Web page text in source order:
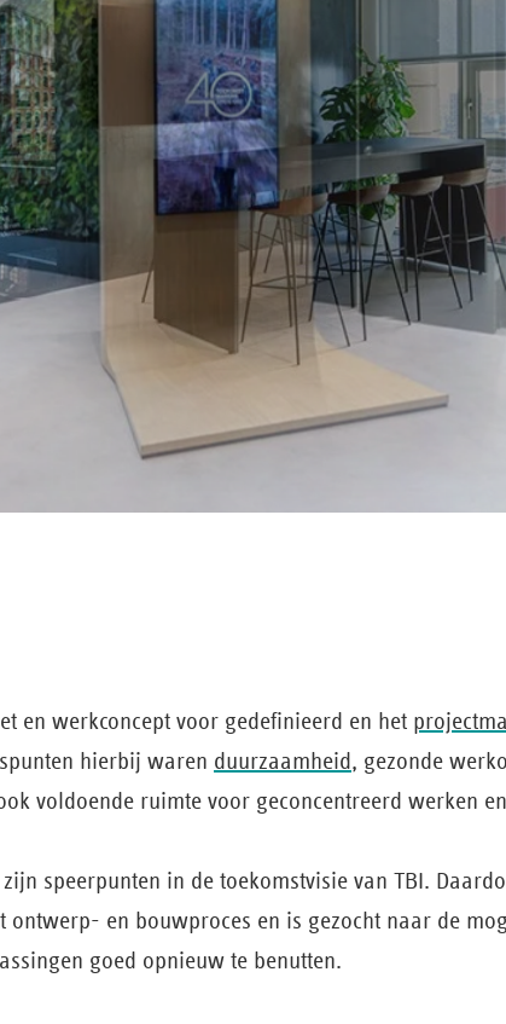
en werkconcept voor gedefinieerd en het
hierbij waren duurzaamheid, gezonde
voldoende ruimte voor geconcentreerd werken
zijn speerpunten in de toekomstvisie van TBI.
en bouwproces en is gezocht naar de
goed opnieuw te benutten.